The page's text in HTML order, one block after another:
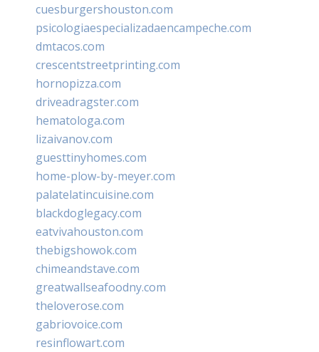
cuesburgershouston.com
psicologiaespecializadaencampeche.com
dmtacos.com
crescentstreetprinting.com
hornopizza.com
driveadragster.com
hematologa.com
lizaivanov.com
guesttinyhomes.com
home-plow-by-meyer.com
palatelatincuisine.com
blackdoglegacy.com
eatvivahouston.com
thebigshowok.com
chimeandstave.com
greatwallseafoodny.com
theloverose.com
gabriovoice.com
resinflowart.com